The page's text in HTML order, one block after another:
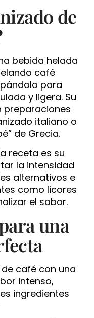
de
bebida helada
café
para
y ligera. Su
preparaciones
italiano o
de Grecia.
receta es su
la intensidad
alternativos e
como licores
el sabor.
una
café con una
intenso,
ingredientes